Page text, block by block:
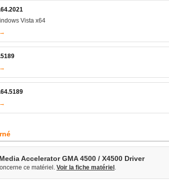
Vista x64
Accelerator GMA 4500 / X4500 Driver
ce matériel. Voir la fiche matériel